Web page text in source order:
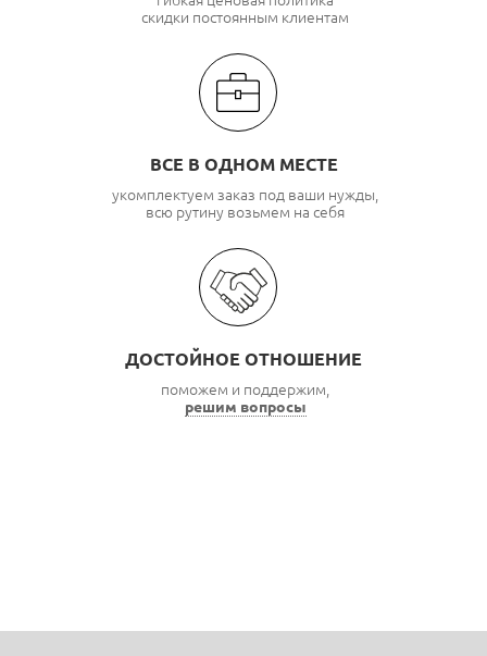
скидки постоянным клиентам
ВСЕ В ОДНОМ МЕСТЕ
укомплектуем заказ под ваши нужды,
всю рутину возьмем на себя
ДОСТОЙНОЕ ОТНОШЕНИЕ
поможем и поддержим,
решим вопросы